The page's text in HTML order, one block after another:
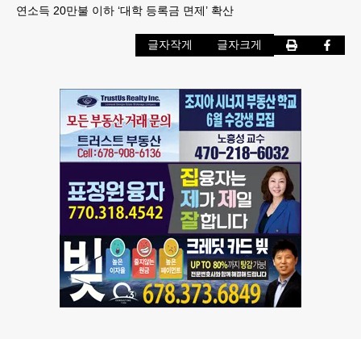
연소득 20만불 이하 ‘대학 등록금 면제’ 확산
글자작게 글자크게